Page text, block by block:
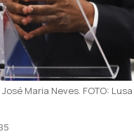
Maria Neves. FOTO: Lusa